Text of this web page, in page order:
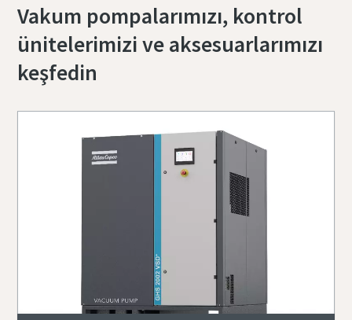
Vakum pompalarımızı, kontrol
ünitelerimizi ve aksesuarlarımızı
keşfedin